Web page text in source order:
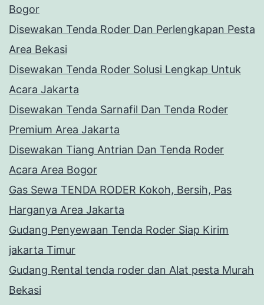
Bogor
Disewakan Tenda Roder Dan Perlengkapan Pesta
Area Bekasi
Disewakan Tenda Roder Solusi Lengkap Untuk
Acara Jakarta
Disewakan Tenda Sarnafil Dan Tenda Roder
Premium Area Jakarta
Disewakan Tiang Antrian Dan Tenda Roder
Acara Area Bogor
Gas Sewa TENDA RODER Kokoh, Bersih, Pas
Harganya Area Jakarta
Gudang Penyewaan Tenda Roder Siap Kirim
jakarta Timur
Gudang Rental tenda roder dan Alat pesta Murah
Bekasi